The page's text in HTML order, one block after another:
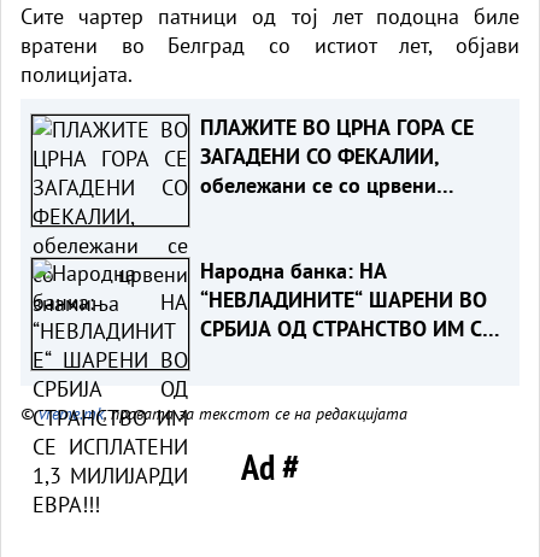
Сите чартер патници од тој лет подоцна биле
вратени во Белград со истиот лет, објави
полицијата.
ПЛАЖИТЕ ВО ЦРНА ГОРА СЕ
ЗАГАДЕНИ СО ФЕКАЛИИ,
обележани се со црвени
Народна банка: НА
“НЕВЛАДИНИТЕ“ ШАРЕНИ ВО
СРБИЈА ОД СТРАНСТВО ИМ СЕ
©vreme.mk, правата за текстот се на редакцијата
Ad #